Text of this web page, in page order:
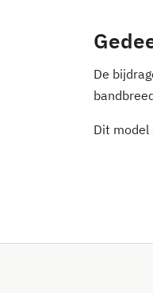
De
Dit model